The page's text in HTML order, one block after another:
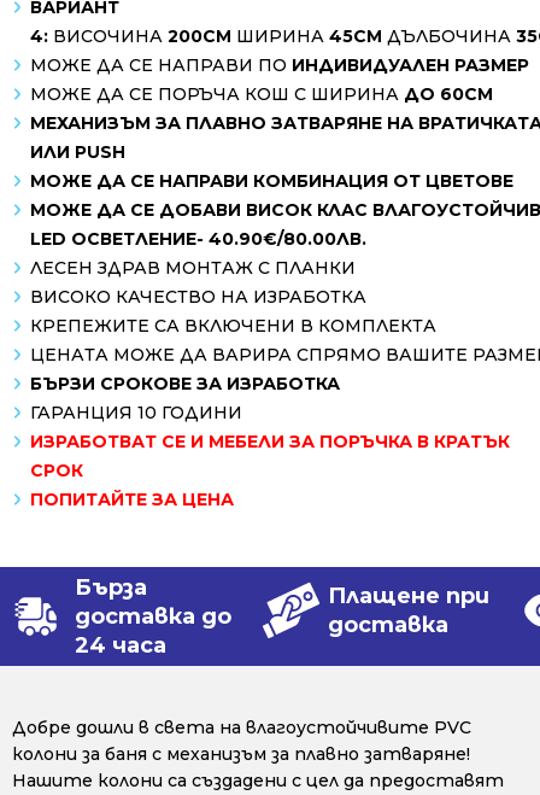
ВАРИАНТ
4: ВИСОЧИНА 200СМ ШИРИНА 45СМ ДЪЛБОЧИНА
МОЖЕ ДА СЕ НАПРАВИ ПО ИНДИВИДУАЛЕН РАЗМЕР
МОЖЕ ДА СЕ ПОРЪЧА КОШ С ШИРИНА ДО 60СМ
МЕХАНИЗЪМ ЗА ПЛАВНО ЗАТВАРЯНЕ НА
ИЛИ PUSH
МОЖЕ ДА СЕ НАПРАВИ КОМБИНАЦИЯ ОТ ЦВЕТОВЕ
МОЖЕ ДА СЕ ДОБАВИ ВИСОК КЛАС
LED ОСВЕТЛЕНИЕ- 40.90€/80.00ЛВ.
ЛЕСЕН ЗДРАВ МОНТАЖ С ПЛАНКИ
ВИСОКО КАЧЕСТВО НА ИЗРАБОТКА
КРЕПЕЖИТЕ СА ВКЛЮЧЕНИ В КОМПЛЕКТА
ЦЕНАТА МОЖЕ ДА ВАРИРА СПРЯМО ВАШИТЕ
БЪРЗИ СРОКОВЕ ЗА ИЗРАБОТКА
ГАРАНЦИЯ 10 ГОДИНИ
ИЗРАБОТВАТ СЕ И МЕБЕЛИ ЗА ПОРЪЧКА В КРАТЪК
СРОК
ПОПИТАЙТЕ ЗА ЦЕНА
Бърза
доставка до
24 часа
Плащене при
доставка
Добре дошли в света на влагоустойчивите PVC
колони за баня с механизъм за плавно затваряне!
Нашите колони са създадени с цел да предоставят